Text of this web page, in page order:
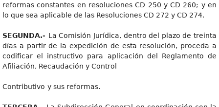
reformas constantes en resoluciones CD 250 y CD 260; y en
lo que sea aplicable de las Resoluciones CD 272 y CD 274.
SEGUNDA.- La Comisión Jurídica, dentro del plazo de treinta
días a partir de la expedición de esta resolución, proceda a
codificar el instructivo para aplicación del Reglamento de
Afiliación, Recaudación y Control
Contributivo y sus reformas.